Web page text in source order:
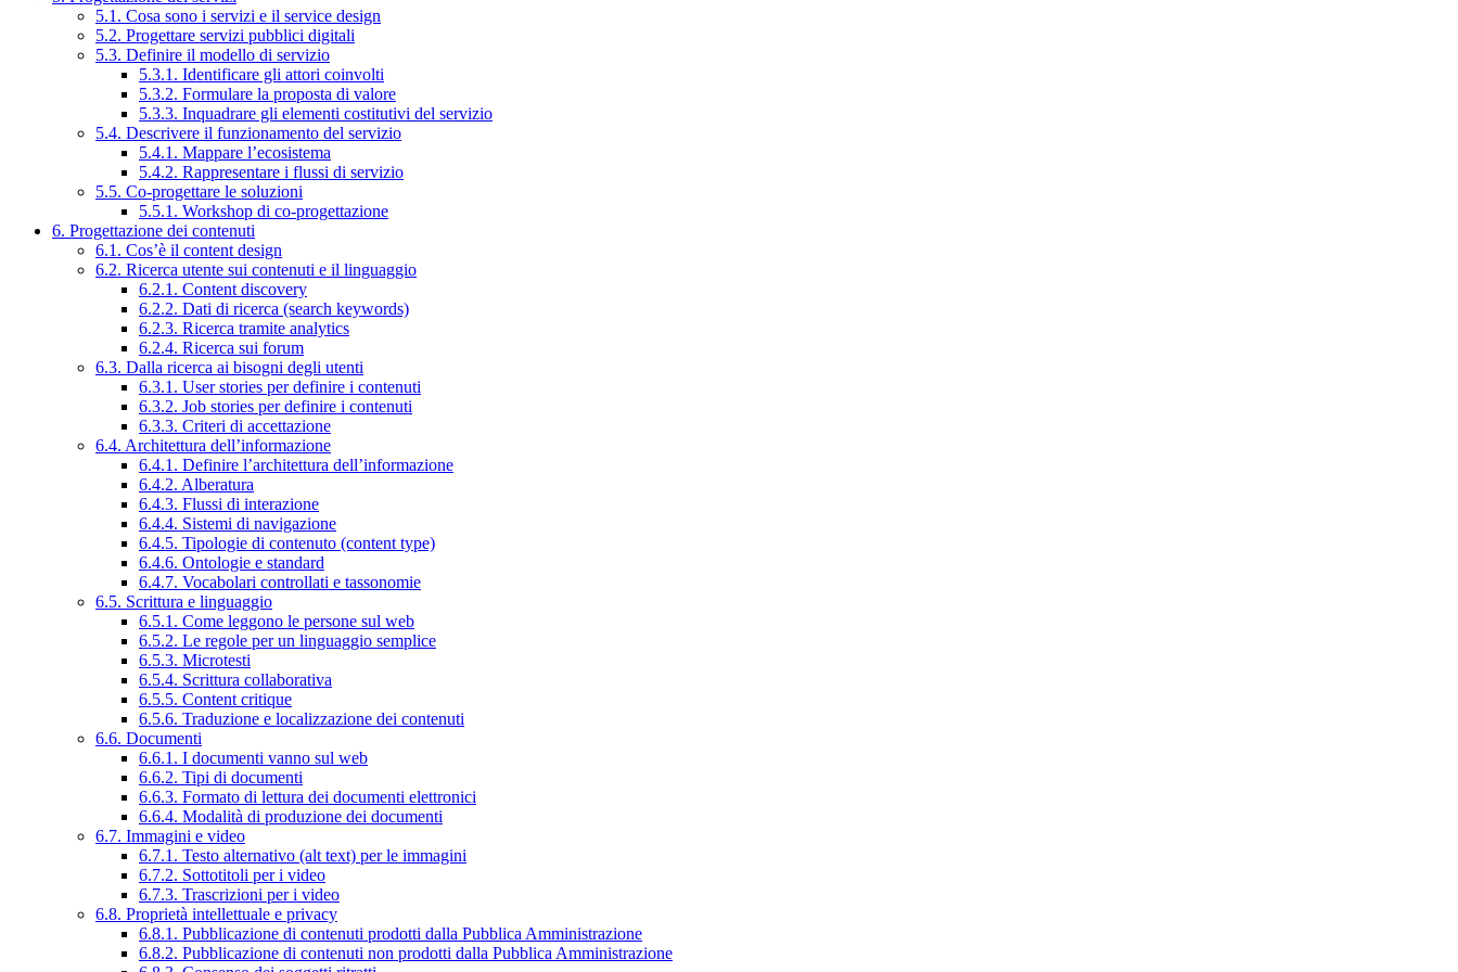
5.1. Cosa sono i servizi e il service design
5.2. Progettare servizi pubblici digitali
5.3. Definire il modello di servizio
5.3.1. Identificare gli attori coinvolti
5.3.2. Formulare la proposta di valore
5.3.3. Inquadrare gli elementi costitutivi del servizio
5.4. Descrivere il funzionamento del servizio
5.4.1. Mappare l’ecosistema
5.4.2. Rappresentare i flussi di servizio
5.5. Co-progettare le soluzioni
5.5.1. Workshop di co-progettazione
6. Progettazione dei contenuti
6.1. Cos’è il content design
6.2. Ricerca utente sui contenuti e il linguaggio
6.2.1. Content discovery
6.2.2. Dati di ricerca (search keywords)
6.2.3. Ricerca tramite analytics
6.2.4. Ricerca sui forum
6.3. Dalla ricerca ai bisogni degli utenti
6.3.1. User stories per definire i contenuti
6.3.2. Job stories per definire i contenuti
6.3.3. Criteri di accettazione
6.4. Architettura dell’informazione
6.4.1. Definire l’architettura dell’informazione
6.4.2. Alberatura
6.4.3. Flussi di interazione
6.4.4. Sistemi di navigazione
6.4.5. Tipologie di contenuto (content type)
6.4.6. Ontologie e standard
6.4.7. Vocabolari controllati e tassonomie
6.5. Scrittura e linguaggio
6.5.1. Come leggono le persone sul web
6.5.2. Le regole per un linguaggio semplice
6.5.3. Microtesti
6.5.4. Scrittura collaborativa
6.5.5. Content critique
6.5.6. Traduzione e localizzazione dei contenuti
6.6. Documenti
6.6.1. I documenti vanno sul web
6.6.2. Tipi di documenti
6.6.3. Formato di lettura dei documenti elettronici
6.6.4. Modalità di produzione dei documenti
6.7. Immagini e video
6.7.1. Testo alternativo (alt text) per le immagini
6.7.2. Sottotitoli per i video
6.7.3. Trascrizioni per i video
6.8. Proprietà intellettuale e privacy
6.8.1. Pubblicazione di contenuti prodotti dalla Pubblica Amministrazione
6.8.2. Pubblicazione di contenuti non prodotti dalla Pubblica Amministrazione